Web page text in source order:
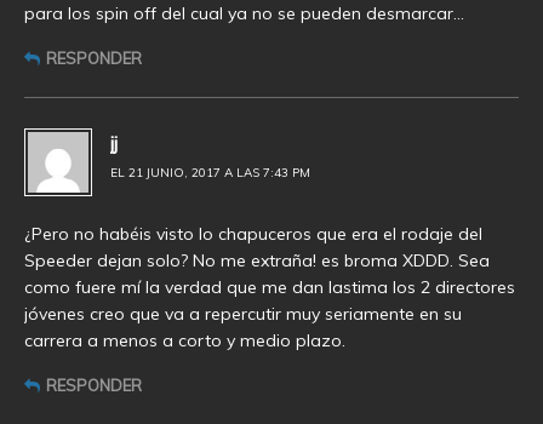
para los spin off del cual ya no se pueden desmarcar…
RESPONDER
jj
EL 21 JUNIO, 2017 A LAS 7:43 PM
¿Pero no habéis visto lo chapuceros que era el rodaje del
Speeder dejan solo? No me extraña! es broma XDDD. Sea
como fuere mí la verdad que me dan lastima los 2 directores
jóvenes creo que va a repercutir muy seriamente en su
carrera a menos a corto y medio plazo.
RESPONDER